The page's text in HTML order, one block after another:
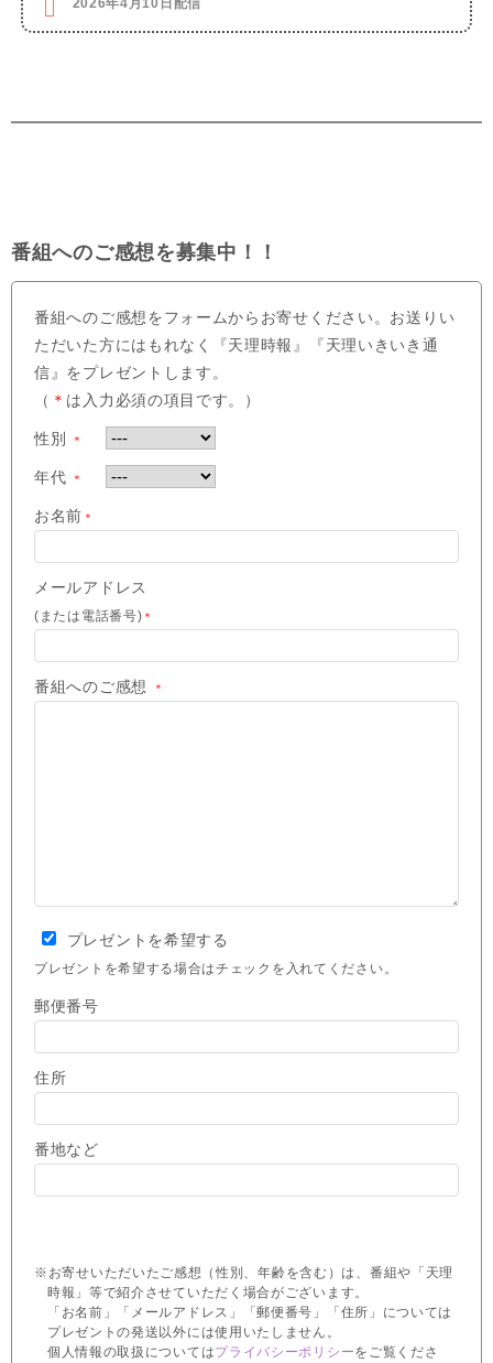
2026年4月10日配信
番組へのご感想を募集中！！
番組へのご感想をフォームからお寄せください。お送りい
ただいた方にはもれなく『天理時報』『天理いきいき通
信』をプレゼントします。
（ ＊ は入力必須の項目です。）
性別 ＊
年代 ＊
お名前 ＊
メールアドレス
(または電話番号) ＊
番組へのご感想 ＊
プレゼントを希望する
プレゼントを希望する場合はチェックを入れてください。
郵便番号
住所
番地など
※お寄せいただいたご感想（性別、年齢を含む）は、番組や「天理
時報」等で紹介させていただく場合がございます。
「お名前」「メールアドレス」「郵便番号」「住所」については
プレゼントの発送以外には使用いたしません。
個人情報の取扱についてはプライバシーポリシーをご覧くださ